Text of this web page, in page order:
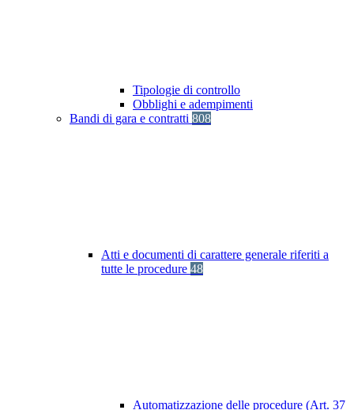
Tipologie di controllo
Obblighi e adempimenti
Bandi di gara e contratti 808
Atti e documenti di carattere generale riferiti a
tutte le procedure 48
Automatizzazione delle procedure (Art. 37